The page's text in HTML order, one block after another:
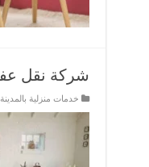
شركة نقل
خدمات منزلية